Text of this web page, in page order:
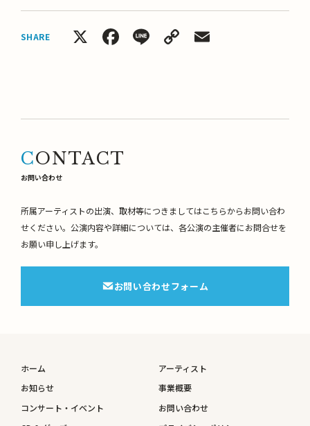
SHARE X Facebook
LineCopy
CONTACT
お問い合わせ
所属アーティストの出演、取材等につきましてはこちらからお問い合わ
せください。 公演内容や詳細については、各公演の主催者にお問合せを
お願い申し上げます。
お問い合わせフォーム
ホーム
お知らせ
コンサート・イベント
アーティスト
事業概要
お問い合わせ